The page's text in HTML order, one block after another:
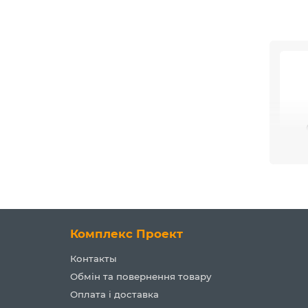
Комплекс Проект
Контакты
Обмін та повернення товару
Оплата і доставка